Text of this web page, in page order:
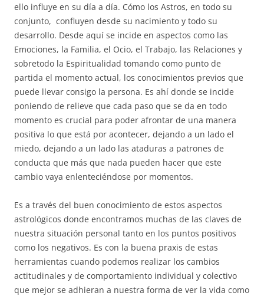
ello influye en su día a día. Cómo los Astros, en todo su
conjunto, confluyen desde su nacimiento y todo su
desarrollo. Desde aquí se incide en aspectos como las
Emociones, la Familia, el Ocio, el Trabajo, las Relaciones y
sobretodo la Espiritualidad tomando como punto de
partida el momento actual, los conocimientos previos que
puede llevar consigo la persona. Es ahí donde se incide
poniendo de relieve que cada paso que se da en todo
momento es crucial para poder afrontar de una manera
positiva lo que está por acontecer, dejando a un lado el
miedo, dejando a un lado las ataduras a patrones de
conducta que más que nada pueden hacer que este
cambio vaya enlenteciéndose por momentos.
Es a través del buen conocimiento de estos aspectos
astrológicos donde encontramos muchas de las claves de
nuestra situación personal tanto en los puntos positivos
como los negativos. Es con la buena praxis de estas
herramientas cuando podemos realizar los cambios
actitudinales y de comportamiento individual y colectivo
que mejor se adhieran a nuestra forma de ver la vida como